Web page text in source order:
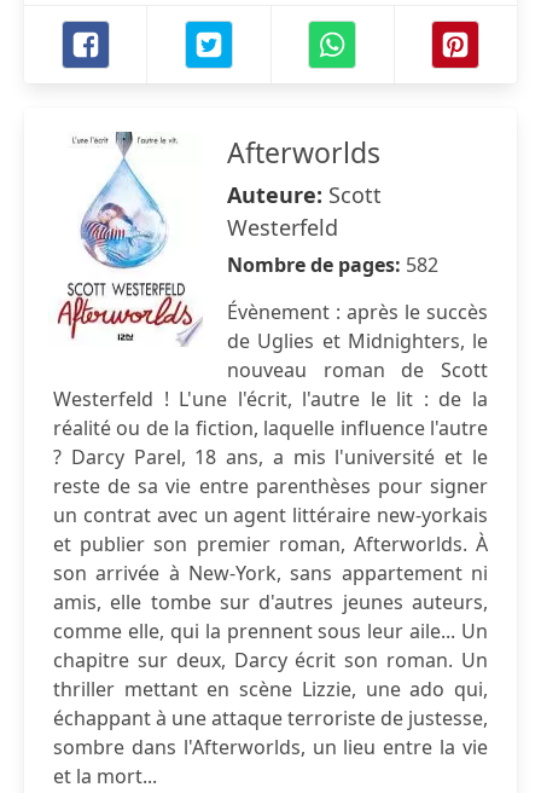
Afterworlds
Auteure: Scott
Westerfeld
Nombre de pages: 582
Évènement : après le succès
de Uglies et Midnighters, le
nouveau roman de Scott
Westerfeld ! L'une l'écrit, l'autre le lit : de la
réalité ou de la fiction, laquelle influence l'autre
? Darcy Parel, 18 ans, a mis l'université et le
reste de sa vie entre parenthèses pour signer
un contrat avec un agent littéraire new-yorkais
et publier son premier roman, Afterworlds. À
son arrivée à New-York, sans appartement ni
amis, elle tombe sur d'autres jeunes auteurs,
comme elle, qui la prennent sous leur aile... Un
chapitre sur deux, Darcy écrit son roman. Un
thriller mettant en scène Lizzie, une ado qui,
échappant à une attaque terroriste de justesse,
sombre dans l'Afterworlds, un lieu entre la vie
et la mort...